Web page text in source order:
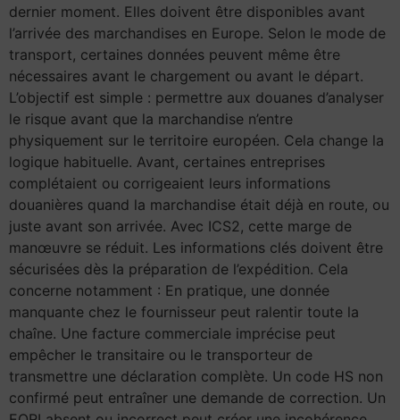
dernier moment. Elles doivent être disponibles avant
l’arrivée des marchandises en Europe. Selon le mode de
transport, certaines données peuvent même être
nécessaires avant le chargement ou avant le départ.
L’objectif est simple : permettre aux douanes d’analyser
le risque avant que la marchandise n’entre
physiquement sur le territoire européen. Cela change la
logique habituelle. Avant, certaines entreprises
complétaient ou corrigeaient leurs informations
douanières quand la marchandise était déjà en route, ou
juste avant son arrivée. Avec ICS2, cette marge de
manœuvre se réduit. Les informations clés doivent être
sécurisées dès la préparation de l’expédition. Cela
concerne notamment : En pratique, une donnée
manquante chez le fournisseur peut ralentir toute la
chaîne. Une facture commerciale imprécise peut
empêcher le transitaire ou le transporteur de
transmettre une déclaration complète. Un code HS non
confirmé peut entraîner une demande de correction. Un